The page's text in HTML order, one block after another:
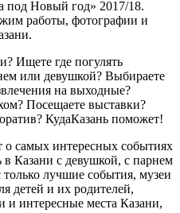
под Новый год» 2017/18.
работы, фотографии и
Ищете где погулять
или девушкой? Выбираете
на выходные?
Посещаете выставки?
КудаКазань поможет!
самых интересных событиях
Казани с девушкой, с парнем
лучшие события, музеи
детей и их родителей,
и интересные места Казани,